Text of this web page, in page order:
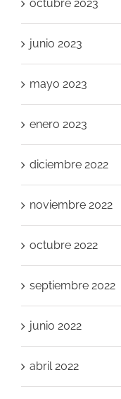
octubre 2023
junio 2023
mayo 2023
enero 2023
diciembre 2022
noviembre 2022
octubre 2022
septiembre 2022
junio 2022
abril 2022